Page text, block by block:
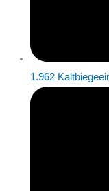
1.962